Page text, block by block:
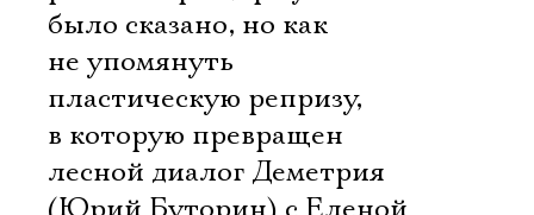
было сказано, но как
не упомянуть
пластическую репризу,
в которую превращен
лесной диалог Деметрия